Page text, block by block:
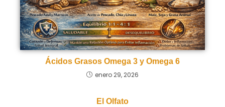
Ácidos Grasos Omega 3 y Omega 6
enero 29, 2026
El Olfato